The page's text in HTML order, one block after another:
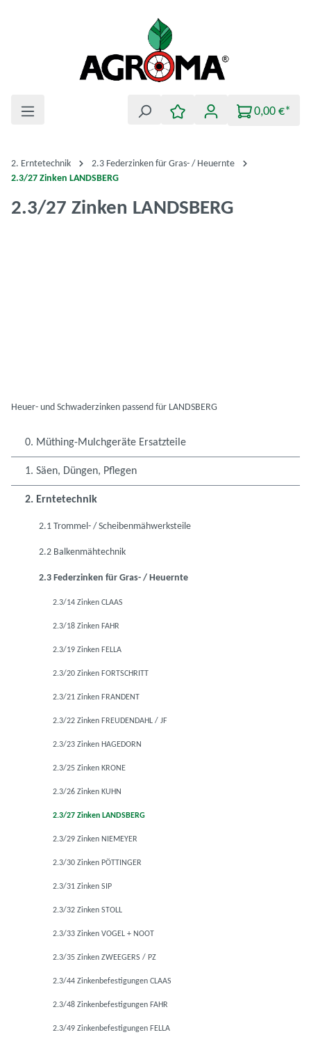
0,00 €*
2. Erntetechnik
2.3 Federzinken für Gras- / Heuernte
2.3/27 Zinken LANDSBERG
2.3/27 Zinken LANDSBERG
Heuer- und Schwaderzinken passend für LANDSBERG
0. Müthing-Mulchgeräte Ersatzteile
1. Säen, Düngen, Pflegen
2. Erntetechnik
2.1 Trommel- / Scheibenmähwerksteile
2.2 Balkenmähtechnik
2.3 Federzinken für Gras- / Heuernte
2.3/14 Zinken CLAAS
2.3/18 Zinken FAHR
2.3/19 Zinken FELLA
2.3/20 Zinken FORTSCHRITT
2.3/21 Zinken FRANDENT
2.3/22 Zinken FREUDENDAHL / JF
2.3/23 Zinken HAGEDORN
2.3/25 Zinken KRONE
2.3/26 Zinken KUHN
2.3/27 Zinken LANDSBERG
2.3/29 Zinken NIEMEYER
2.3/30 Zinken PÖTTINGER
2.3/31 Zinken SIP
2.3/32 Zinken STOLL
2.3/33 Zinken VOGEL + NOOT
2.3/35 Zinken ZWEEGERS / PZ
2.3/44 Zinkenbefestigungen CLAAS
2.3/48 Zinkenbefestigungen FAHR
2.3/49 Zinkenbefestigungen FELLA